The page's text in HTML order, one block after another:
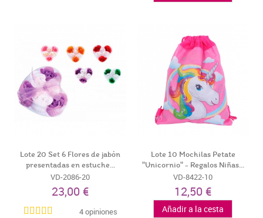
Lote 20 Set 6 Flores de jabón
presentadas en estuche...
VD-2086-20
23,00 €
4 opiniones
Lote 10 Mochilas Petate
"Unicornio" - Regalos Niñas...
VD-8422-10
12,50 €
Añadir a la cesta